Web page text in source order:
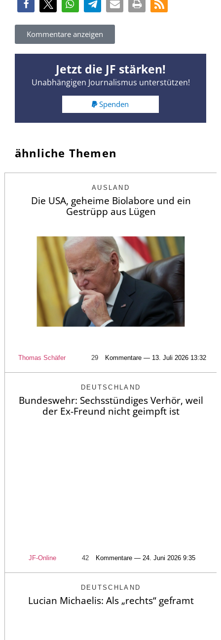
Kommentare anzeigen
Jetzt die JF stärken!
Unabhängigen Journalismus unterstützen!
Spenden
ähnliche Themen
AUSLAND
Die USA, geheime Biolabore und ein
Gestrüpp aus Lügen
Thomas Schäfer 29 Kommentare — 13. Juli 2026 13:32
DEUTSCHLAND
Bundeswehr: Sechsstündiges Verhör, weil
der Ex-Freund nicht geimpft ist
JF-Online 42 Kommentare — 24. Juni 2026 9:35
DEUTSCHLAND
Lucian Michaelis: Als „rechts“ geframt